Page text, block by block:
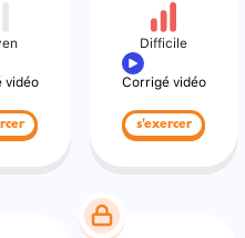
vidéo
Difficile
Corrigé vidéo
s'exercer